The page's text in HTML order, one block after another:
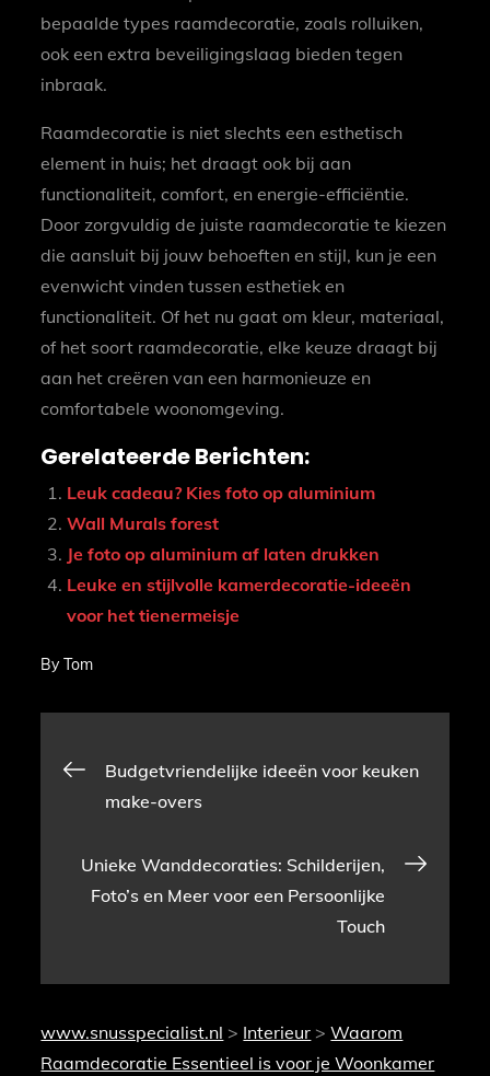
bepaalde types raamdecoratie, zoals rolluiken,
ook een extra beveiligingslaag bieden tegen
inbraak.
Raamdecoratie is niet slechts een esthetisch
element in huis; het draagt ook bij aan
functionaliteit, comfort, en energie-efficiëntie.
Door zorgvuldig de juiste raamdecoratie te kiezen
die aansluit bij jouw behoeften en stijl, kun je een
evenwicht vinden tussen esthetiek en
functionaliteit. Of het nu gaat om kleur, materiaal,
of het soort raamdecoratie, elke keuze draagt bij
aan het creëren van een harmonieuze en
comfortabele woonomgeving.
Gerelateerde Berichten:
Leuk cadeau? Kies foto op aluminium
Wall Murals forest
Je foto op aluminium af laten drukken
Leuke en stijlvolle kamerdecoratie-ideeën
voor het tienermeisje
ByTom
Bericht
Budgetvriendelijke ideeën voor keuken
make-overs
Unieke Wanddecoraties: Schilderijen,
Foto’s en Meer voor een Persoonlijke
Touch
www.snusspecialist.nl > Interieur >Waarom
Raamdecoratie Essentieel is voor je Woonkamer